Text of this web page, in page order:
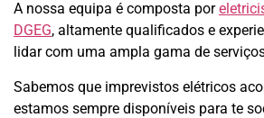
A nossa equipa é composta por
DGEG, altamente qualificados e
lidar com uma ampla gama de
Sabemos que imprevistos elétricos
estamos sempre disponíveis para te